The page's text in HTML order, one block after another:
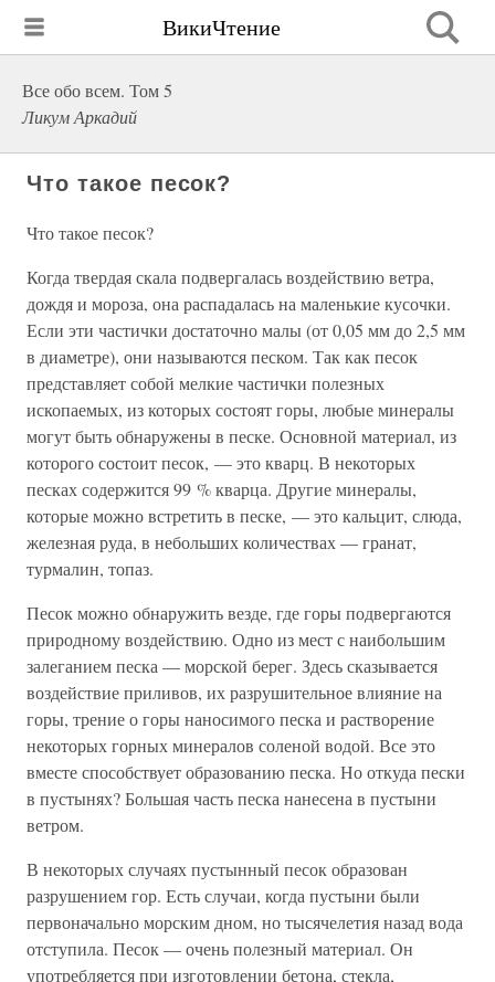
ВикиЧтение
Все обо всем. Том 5
Ликум Аркадий
Что такое песок?
Что такое песок?
Когда твердая скала подвергалась воздействию ветра,
дождя и мороза, она распадалась на маленькие кусочки.
Если эти частички достаточно малы (от 0,05 мм до 2,5 мм
в диаметре), они называются песком. Так как песок
представляет собой мелкие частички полезных
ископаемых, из которых состоят горы, любые минералы
могут быть обнаружены в песке. Основной материал, из
которого состоит песок, — это кварц. В некоторых
песках содержится 99 % кварца. Другие минералы,
которые можно встретить в песке, — это кальцит, слюда,
железная руда, в небольших количествах — гранат,
турмалин, топаз.
Песок можно обнаружить везде, где горы подвергаются
природному воздействию. Одно из мест с наибольшим
залеганием песка — морской берег. Здесь сказывается
воздействие приливов, их разрушительное влияние на
горы, трение о горы наносимого песка и растворение
некоторых горных минералов соленой водой. Все это
вместе способствует образованию песка. Но откуда пески
в пустынях? Большая часть песка нанесена в пустыни
ветром.
В некоторых случаях пустынный песок образован
разрушением гор. Есть случаи, когда пустыни были
первоначально морским дном, но тысячелетия назад вода
отступила. Песок — очень полезный материал. Он
употребляется при изготовлении бетона, стекла,